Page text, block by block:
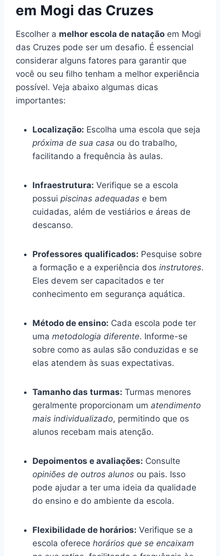
em Mogi das Cruzes
Escolher a melhor escola de natação em Mogi
das Cruzes pode ser um desafio. É essencial
considerar alguns fatores para garantir que
você ou seu filho tenham a melhor experiência
possível. Veja abaixo algumas dicas
importantes:
Localização: Escolha uma escola que seja
próxima de sua casa ou do trabalho,
facilitando a frequência às aulas.
Infraestrutura: Verifique se a escola
possui piscinas adequadas e bem
cuidadas, além de vestiários e áreas de
descanso.
Professores qualificados: Pesquise sobre
a formação e a experiência dos instrutores.
Eles devem ser capacitados e ter
conhecimento em segurança aquática.
Método de ensino: Cada escola pode ter
uma metodologia diferente. Informe-se
sobre como as aulas são conduzidas e se
elas atendem às suas expectativas.
Tamanho das turmas: Turmas menores
geralmente proporcionam um atendimento
mais individualizado, permitindo que os
alunos recebam mais atenção.
Depoimentos e avaliações: Consulte
opiniões de outros alunos ou pais. Isso
pode ajudar a ter uma ideia da qualidade
do ensino e do ambiente da escola.
Flexibilidade de horários: Verifique se a
escola oferece horários que se encaixam